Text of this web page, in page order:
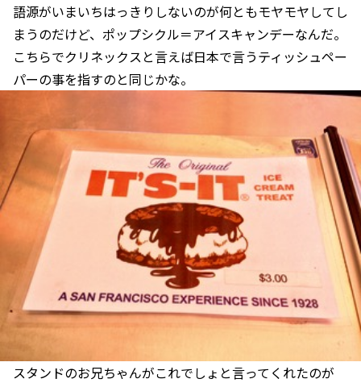
語源がいまいちはっきりしないのが何ともモヤモヤしてし
まうのだけど、ポップシクル＝アイスキャンデーなんだ。
こちらでクリネックスと言えば日本で言うティッシュペー
パーの事を指すのと同じかな。
スタンドのお兄ちゃんがこれでしょと言ってくれたのが